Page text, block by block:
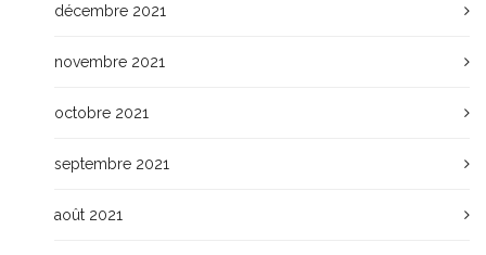
décembre 2021
novembre 2021
octobre 2021
septembre 2021
août 2021